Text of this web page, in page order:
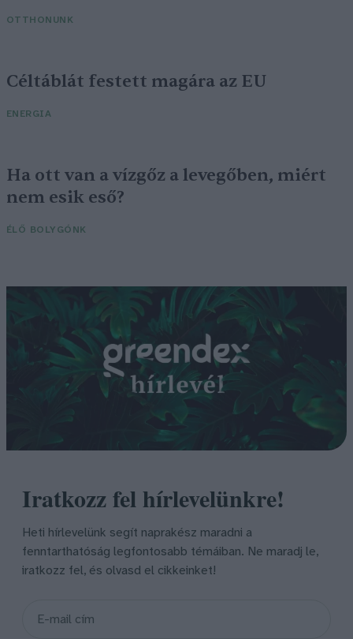
OTTHONUNK
Céltáblát festett magára az EU
ENERGIA
Ha ott van a vízgőz a levegőben, miért
nem esik eső?
ÉLŐ BOLYGÓNK
Iratkozz fel hírlevelünkre!
Heti hírlevelünk segít naprakész maradni a
fenntarthatóság legfontosabb témáiban. Ne maradj le,
iratkozz fel, és olvasd el cikkeinket!